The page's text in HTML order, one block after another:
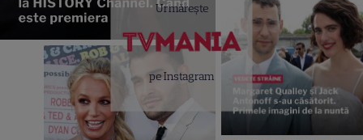
Urmărește
pe Instagram